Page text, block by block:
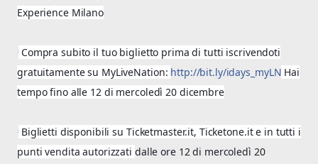
Experience Milano
🎫Compra subito il tuo biglietto prima di tutti iscrivendoti
gratuitamente su MyLiveNation: http://bit.ly/idays_myLN Hai
tempo fino alle 12 di mercoledì 20 dicembre
🎫Biglietti disponibili su Ticketmaster.it, Ticketone.it e in tutti i
punti vendita autorizzati dalle ore 12 di mercoledì 20